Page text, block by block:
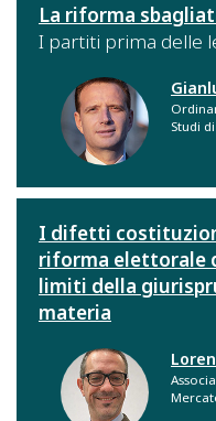
La riforma
I partiti prima delle
Studi
I difetti
riforma elettorale
limiti della
materia